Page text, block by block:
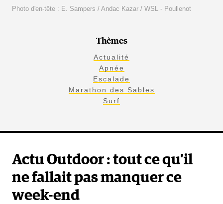
Photo d'en-tête : E. Sampers / Andac Kazar / WSL - Poullenot
Thèmes
Actualité
Apnée
Escalade
Marathon des Sables
Surf
Actu Outdoor : tout ce qu’il
ne fallait pas manquer ce
week-end